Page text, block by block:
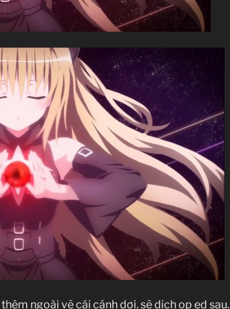
ngoài vẽ cái cánh dơi. sẽ dịch op ed sau.